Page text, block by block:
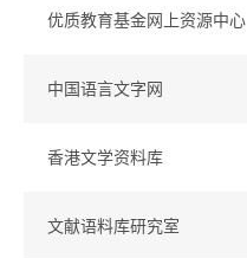
优质教育基金网上资源中心
中国语言文字网
香港文学资料库
文献语料库研究室